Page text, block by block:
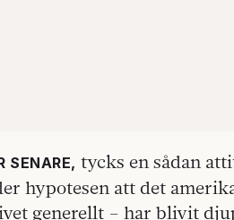
SENARE, tycks en sådan
hypotesen att det
generellt – har blivit